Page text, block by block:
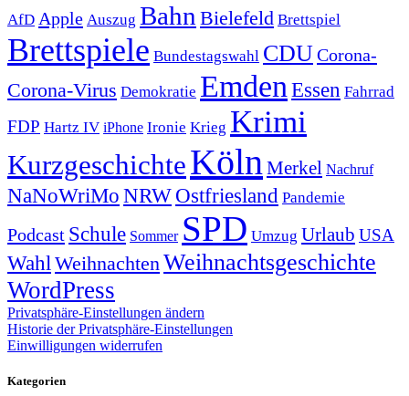
AfD Apple Auszug Bahn Bielefeld Brettspiel
Brettspiele Bundestagswahl CDUCorona-
Corona-Virus Demokratie Emden Essen Fahrrad
FDP Hartz IV iPhone Ironie Krieg Krimi
KurzgeschichteKölnMerkel Nachruf
NaNoWriMo NRWOstfriesland Pandemie
Podcast Schule Sommer SPD Umzug Urlaub USA
WahlWeihnachtenWeihnachtsgeschichte
WordPress
Privatsphäre-Einstellungen ändern
Historie der Privatsphäre-Einstellungen
Einwilligungen widerrufen
Kategorien